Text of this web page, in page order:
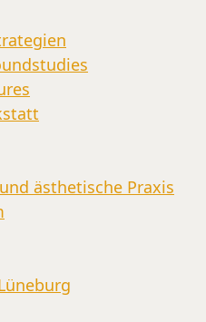
ästhetische Praxis